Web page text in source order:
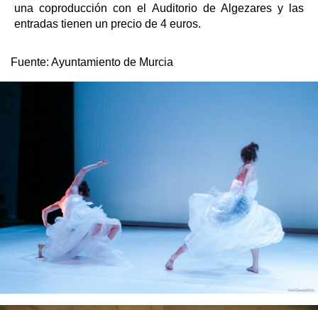
una coproducción con el Auditorio de Algezares y las
entradas tienen un precio de 4 euros.
Fuente: Ayuntamiento de Murcia